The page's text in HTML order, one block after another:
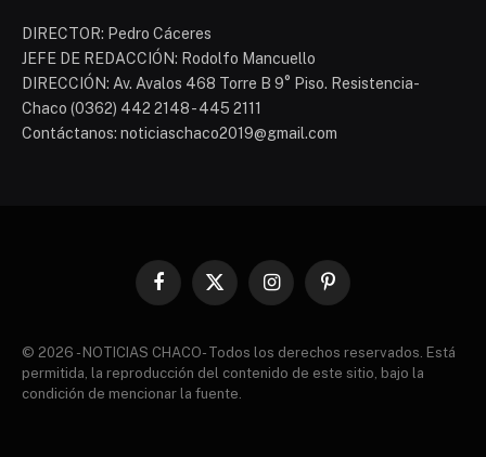
DIRECTOR: Pedro Cáceres
JEFE DE REDACCIÓN: Rodolfo Mancuello
DIRECCIÓN: Av. Avalos 468 Torre B 9° Piso. Resistencia-
Chaco (0362) 442 2148 - 445 2111
Contáctanos: noticiaschaco2019@gmail.com
Facebook
X
InstagramPinterest
© 2026 - NOTICIAS CHACO- Todos los derechos reservados. Está
permitida, la reproducción del contenido de este sitio, bajo la
condición de mencionar la fuente.